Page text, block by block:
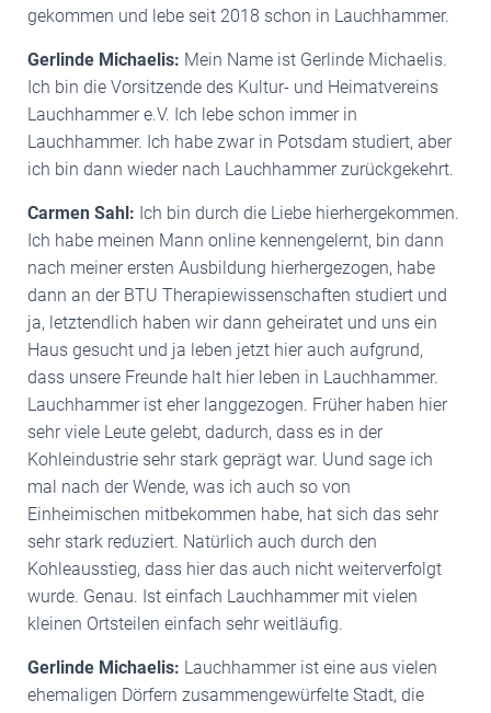
gekommen und lebe seit 2018 schon in Lauchhammer.
Gerlinde Michaelis: Mein Name ist Gerlinde Michaelis.
Ich bin die Vorsitzende des Kultur- und Heimatvereins
Lauchhammer e.V. Ich lebe schon immer in
Lauchhammer. Ich habe zwar in Potsdam studiert, aber
ich bin dann wieder nach Lauchhammer zurückgekehrt.
Carmen Sahl: Ich bin durch die Liebe hierhergekommen.
Ich habe meinen Mann online kennengelernt, bin dann
nach meiner ersten Ausbildung hierhergezogen, habe
dann an der BTU Therapiewissenschaften studiert und
ja, letztendlich haben wir dann geheiratet und uns ein
Haus gesucht und ja leben jetzt hier auch aufgrund,
dass unsere Freunde halt hier leben in Lauchhammer.
Lauchhammer ist eher langgezogen. Früher haben hier
sehr viele Leute gelebt, dadurch, dass es in der
Kohleindustrie sehr stark geprägt war. Uund sage ich
mal nach der Wende, was ich auch so von
Einheimischen mitbekommen habe, hat sich das sehr
sehr stark reduziert. Natürlich auch durch den
Kohleausstieg, dass hier das auch nicht weiterverfolgt
wurde. Genau. Ist einfach Lauchhammer mit vielen
kleinen Ortsteilen einfach sehr weitläufig.
Gerlinde Michaelis: Lauchhammer ist eine aus vielen
ehemaligen Dörfern zusammengewürfelte Stadt, die